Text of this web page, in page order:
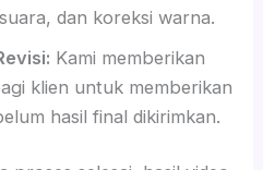
dan koreksi warna.
Kami memberikan
klien untuk memberikan
hasil final dikirimkan.